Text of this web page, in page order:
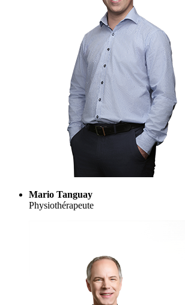
Mario Tanguay
Physiothérapeute